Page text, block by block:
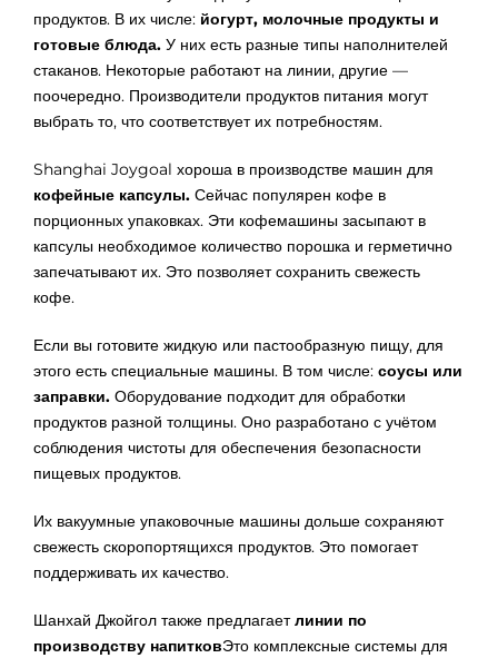
продуктов. В их числе: йогурт, молочные продукты и
готовые блюда. У них есть разные типы наполнителей
стаканов. Некоторые работают на линии, другие —
поочередно. Производители продуктов питания могут
выбрать то, что соответствует их потребностям.
Shanghai Joygoal хороша в производстве машин для
кофейные капсулы. Сейчас популярен кофе в
порционных упаковках. Эти кофемашины засыпают в
капсулы необходимое количество порошка и герметично
запечатывают их. Это позволяет сохранить свежесть
кофе.
Если вы готовите жидкую или пастообразную пищу, для
этого есть специальные машины. В том числе: соусы или
заправки. Оборудование подходит для обработки
продуктов разной толщины. Оно разработано с учётом
соблюдения чистоты для обеспечения безопасности
пищевых продуктов.
Их вакуумные упаковочные машины дольше сохраняют
свежесть скоропортящихся продуктов. Это помогает
поддерживать их качество.
Шанхай Джойгол также предлагаетлинии по
производству напитковЭто комплексные системы для